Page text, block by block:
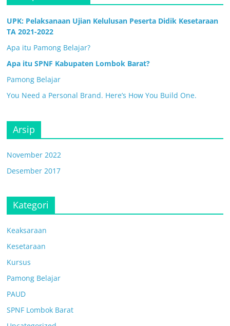
UPK: Pelaksanaan Ujian Kelulusan Peserta Didik Kesetaraan
TA 2021-2022
Apa itu Pamong Belajar?
Apa itu SPNF Kabupaten Lombok Barat?
Pamong Belajar
You Need a Personal Brand. Here’s How You Build One.
Arsip
November 2022
Desember 2017
Kategori
Keaksaraan
Kesetaraan
Kursus
Pamong Belajar
PAUD
SPNF Lombok Barat